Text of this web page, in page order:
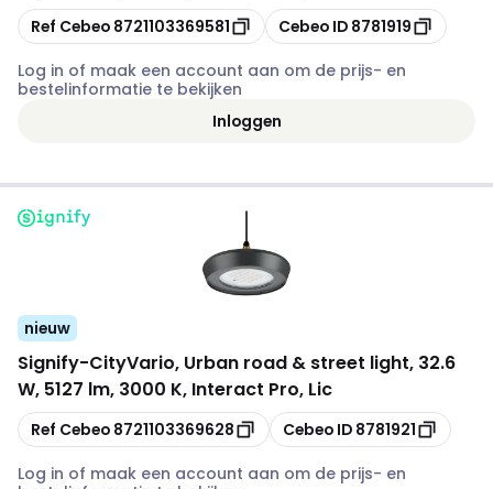
Kopiëren
Ref Cebeo 8721103369581 Kopiëren
Cebeo ID 8781919
Log in of maak een account aan om de prijs- en
bestelinformatie te bekijken
Inloggen
nieuw
Signify-CityVario, Urban road & street light, 32.6
W, 5127 lm, 3000 K, Interact Pro, Lic
Kopiëren
Ref Cebeo 8721103369628 Kopiëren
Cebeo ID 8781921
Log in of maak een account aan om de prijs- en